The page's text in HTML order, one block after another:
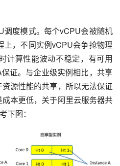
调度模式。每个vCPU会被随机
上，不同实例vCPU会争抢物理
计算性能波动不稳定，有可用
证。与企业级实例相比，共享
源性能的共享，所以无法保证
本更低，关于阿里云服务器共
下图：